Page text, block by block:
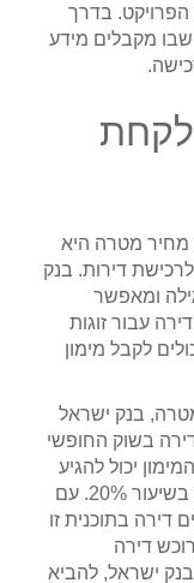
בדרך
שבו מקבלים מידע
מחיר מטרה היא
דירות. בנק
ומאפשר
ממחיר הדירה עבור זוגות
לקבל מימון
בנק ישראל
של עד 75% משווי הדירה בשוק החופשי
יכול להגיע
ל-95%, מאחר שיש לשקלל את ההנחה בשיעור 20%. עם
דירה בתוכנית זו
מי שרוכש דירה
ישראל, להביא